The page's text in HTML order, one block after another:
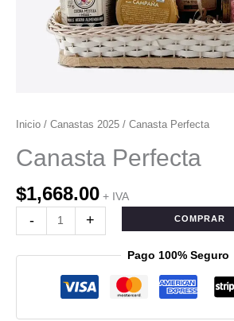
Inicio / Canastas 2025 / Canasta Perfecta
Canasta Perfecta
$1,668.00 + IVA
- + COMPRAR
Pago 100% Seguro